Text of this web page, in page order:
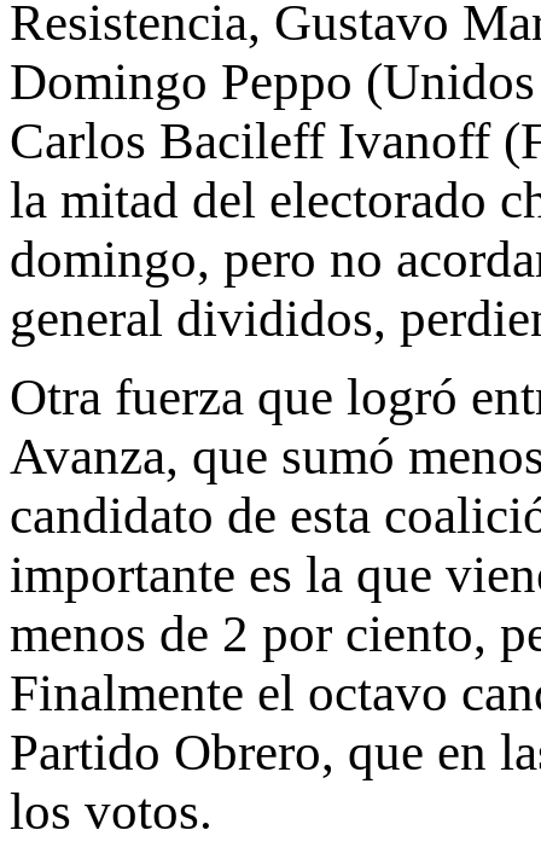
Resistencia, Gustavo
Domingo Peppo
Carlos Bacileff Ivanoff
la mitad del electorado
domingo, pero no
general divididos,
Otra fuerza que logró
Avanza, que sumó
candidato de esta
importante es la que
menos de 2 por ciento,
Finalmente el octavo
Partido Obrero, que en
los votos.